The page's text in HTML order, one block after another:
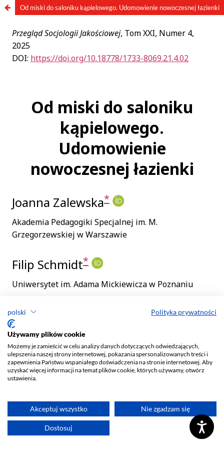
polski Polityka prywatności
Używamy plików cookie
Możemy je zamieścić w celu analizy danych dotyczących odwiedzających,
ulepszenia naszej strony internetowej, pokazania spersonalizowanych treści i
zapewnienia Państwu wspaniałego doświadczenia na stronie internetowej. Aby
uzyskać więcej informacji na temat plików cookie, których używamy, otwórz
ustawienia.
Akceptuj wszystko Nie zgadzam się
Dostosuj
Od miski do saloniku kąpielowego. Udomowienie nowoczesnej łazienki